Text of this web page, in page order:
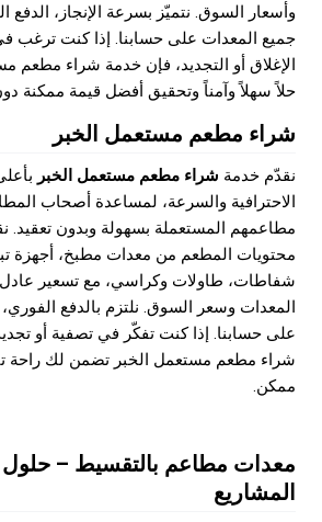
وأسعار السوق. نتميّز بسرعة الإنجاز، الدفع
جميع المعدات على حسابنا. إذا كنت
الإغلاق أو التجديد، فإن خدمة شراء مطعم
حلاً سهلاً وآمناً وتحقيق أفضل قيمة ممكنة
شراء مطعم مستعمل الخبر
نقدّم خدمة شراء مطعم مستعمل الخبر
الاحترافية والسرعة، لمساعدة أصحاب
مطاعمهم المستعملة بسهولة وبدون تعقيد.
محتويات المطعم من معدات مطبخ، أجهزة
شفاطات، طاولات وكراسي، مع تسعير عادل
المعدات وسعر السوق. نلتزم بالدفع
على حسابنا. إذا كنت تفكّر في تصفية أو
شراء مطعم مستعمل الخبر تضمن لك راحة
ممكن.
معدات مطاعم بالتقسيط –
المشاريع